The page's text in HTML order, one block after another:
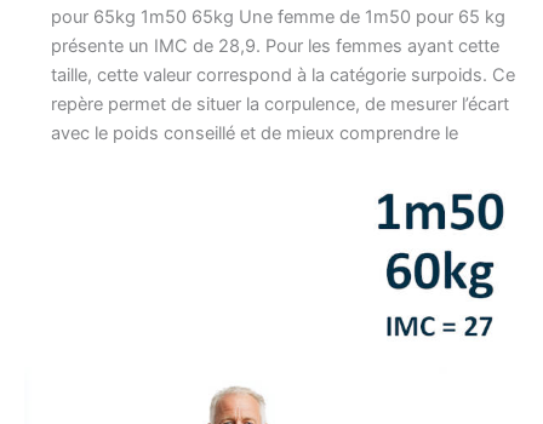
pour 65kg 1m50 65kg Une femme de 1m50 pour 65 kg
présente un IMC de 28,9. Pour les femmes ayant cette
taille, cette valeur correspond à la catégorie surpoids. Ce
repère permet de situer la corpulence, de mesurer l’écart
avec le poids conseillé et de mieux comprendre le